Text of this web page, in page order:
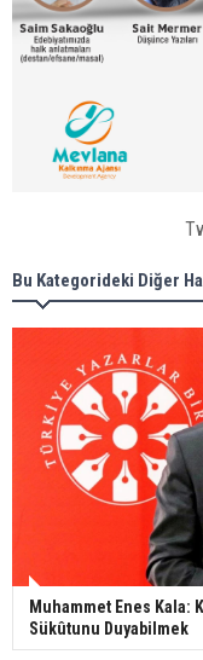
Bu Kategorideki Diğer
Muhammet Enes Kala:
Sükûtunu Duyabilmek